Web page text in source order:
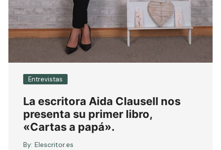
Entrevistas
La escritora Aida Clausell nos
presenta su primer libro,
«Cartas a papá».
By: Elescritor.es